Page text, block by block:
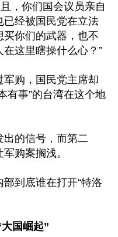
，你们国会议员亲自
已经被国民党在立法
买你们的武器，也不
这里瞎操什么心？”
购，国民党主席却
有事”的台湾在这个地
出的信号，而第二
购案搁浅。
到底谁在打开“特洛
国崛起”